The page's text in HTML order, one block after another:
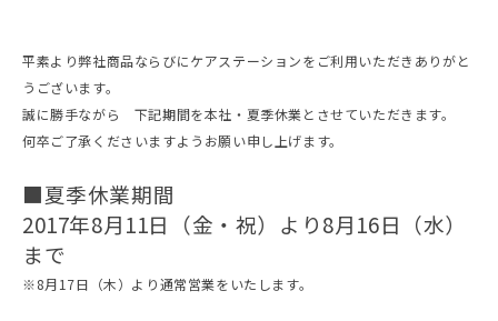
平素より弊社商品ならびにケアステーションをご利用いただきありがと
うございます。
誠に勝手ながら 下記期間を本社・夏季休業とさせていただきます。
何卒ご了承くださいますようお願い申し上げます。
■夏季休業期間
2017年8月11日（金・祝）より8月16日（水）
まで
※8月17日（木）より通常営業をいたします。